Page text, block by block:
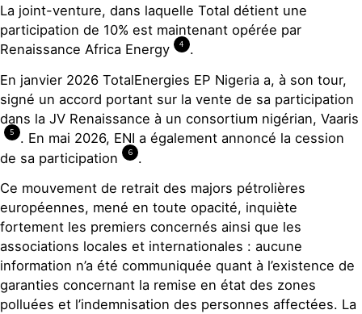
La joint-venture, dans laquelle Total détient une
participation de 10% est maintenant opérée par
Renaissance Africa Energy
4
.
En janvier 2026 TotalEnergies EP Nigeria a, à son tour,
signé un accord portant sur la vente de sa participation
dans la JV Renaissance à un consortium nigérian, Vaaris
5
. En mai 2026, ENI a également annoncé la cession
de sa participation
6
.
Ce mouvement de retrait des majors pétrolières
européennes, mené en toute opacité, inquiète
fortement les premiers concernés ainsi que les
associations locales et internationales : aucune
information n’a été communiquée quant à l’existence de
garanties concernant la remise en état des zones
polluées et l’indemnisation des personnes affectées. La